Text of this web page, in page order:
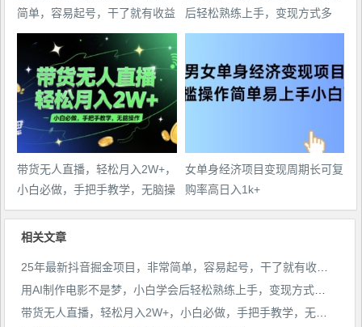
简单，容易起号，干了就有收益
那种
后轻松熟练上手，变现方式多
样，日入2张+
带货无人直播，轻松月入2W+，
小白必做，手把手教学，无脑操
作(附学习资料)
女单身经济项目变现周期长可复
购率高日入1k+
相关文章